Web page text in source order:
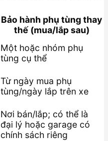
Bảo hành phụ tùng thay
thế (mua/lắp sau)
Một hoặc nhóm phụ
tùng cụ thể
Từ ngày mua phụ
tùng/ngày lắp trên xe
Nơi bán/lắp; có thể là
đại lý hoặc garage có
chính sách riêng